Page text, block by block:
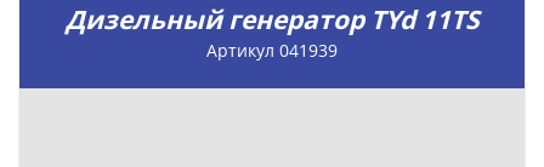
Дизельный генератор TYd 11TS
Артикул 041939